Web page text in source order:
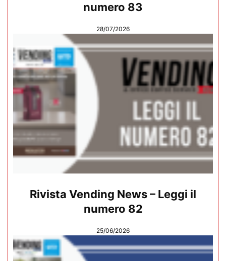
numero 83
28/07/2026
Rivista Vending News – Leggi il
numero 82
25/06/2026